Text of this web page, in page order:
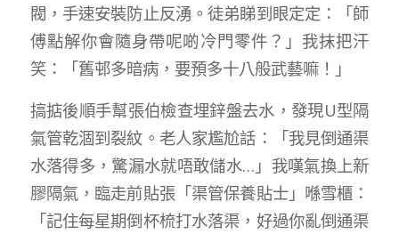
閥，手速安裝防止反湧。徒弟睇到眼定定：「師
傅點解你會隨身帶呢啲冷門零件？」我抹把汗
笑：「舊邨多暗病，要預多十八般武藝嘛！」
搞掂後順手幫張伯檢查埋鋅盤去水，發現U型隔
氣管乾涸到裂紋。老人家尷尬話：「我見倒通渠
水落得多，驚漏水就唔敢儲水…」我嘆氣換上新
膠隔氣，臨走前貼張「渠管保養貼士」喺雪櫃：
「記住每星期倒杯梳打水落渠，好過你亂倒通渠